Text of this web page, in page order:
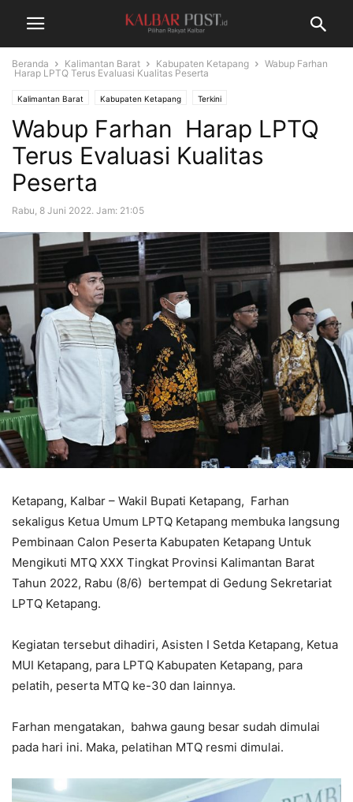
Beranda Kalimantan Barat Kabupaten Ketapang
Wabup Farhan
Harap LPTQ Terus Evaluasi Kualitas Peserta
Kalimantan Barat Kabupaten Ketapang Terkini
Wabup Farhan Harap LPTQ
Terus Evaluasi Kualitas
Peserta
Rabu, 8 Juni 2022. Jam: 21:05
Ketapang, Kalbar – Wakil Bupati Ketapang, Farhan
sekaligus Ketua Umum LPTQ Ketapang membuka langsung
Pembinaan Calon Peserta Kabupaten Ketapang Untuk
Mengikuti MTQ XXX Tingkat Provinsi Kalimantan Barat
Tahun 2022, Rabu (8/6) bertempat di Gedung Sekretariat
LPTQ Ketapang.
Kegiatan tersebut dihadiri, Asisten I Setda Ketapang, Ketua
MUI Ketapang, para LPTQ Kabupaten Ketapang, para
pelatih, peserta MTQ ke-30 dan lainnya.
Farhan mengatakan, bahwa gaung besar sudah dimulai
pada hari ini. Maka, pelatihan MTQ resmi dimulai.